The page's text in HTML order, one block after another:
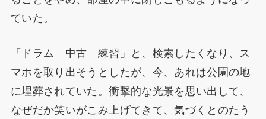
ていた。
「ドラム 中古 練習」と、検索したくなり、ス
マホを取り出そうとしたが、今、あれは公園の地
に埋葬されていた。衝撃的な光景を思い出して、
なぜだか笑いがこみ上げてきて、気づくとのたう